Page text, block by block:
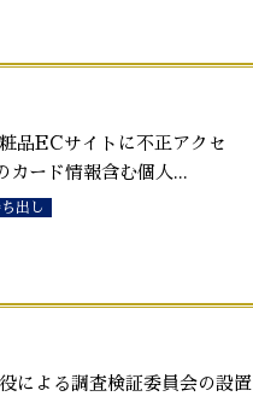
品ECサイトに不正アクセ
カード情報含む個人 ...
出し
による調査検証委員会の設置